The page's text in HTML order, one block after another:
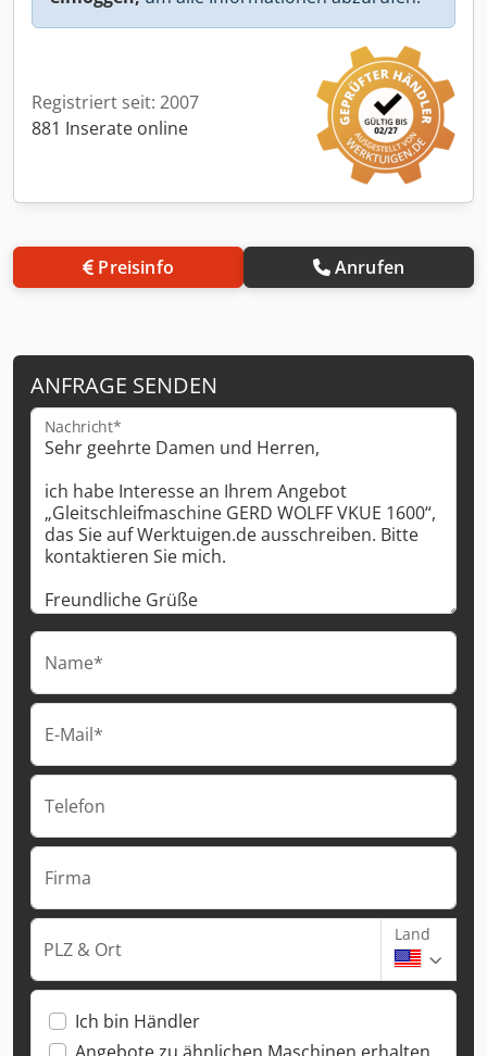
Registriert seit: 2007
881 Inserate online
Preisinfo Anrufen
ANFRAGE SENDEN
Nachricht*
Name*
E-Mail*
Telefon
Firma
PLZ & Ort
Land
Ich bin Händler